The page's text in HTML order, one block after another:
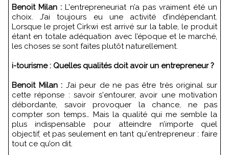
Benoit Milan : L'entrepreneuriat n’a pas vraiment été un
choix. J’ai toujours eu une activité d’indépendant.
Lorsque le projet Cirkwi est arrivé sur la table, le produit
étant en totale adéquation avec l’époque et le marché,
les choses se sont faites plutôt naturellement.
i-tourisme : Quelles qualités doit avoir un entrepreneur ?
Benoit Milan : J’ai peur de ne pas être très original sur
cette réponse : savoir s'entourer, avoir une motivation
débordante, savoir provoquer la chance, ne pas
compter son temps… Mais la qualité qui me semble la
plus indispensable pour atteindre n’importe quel
objectif, et pas seulement en tant qu'entrepreneur : faire
tout ce qu’on dit.